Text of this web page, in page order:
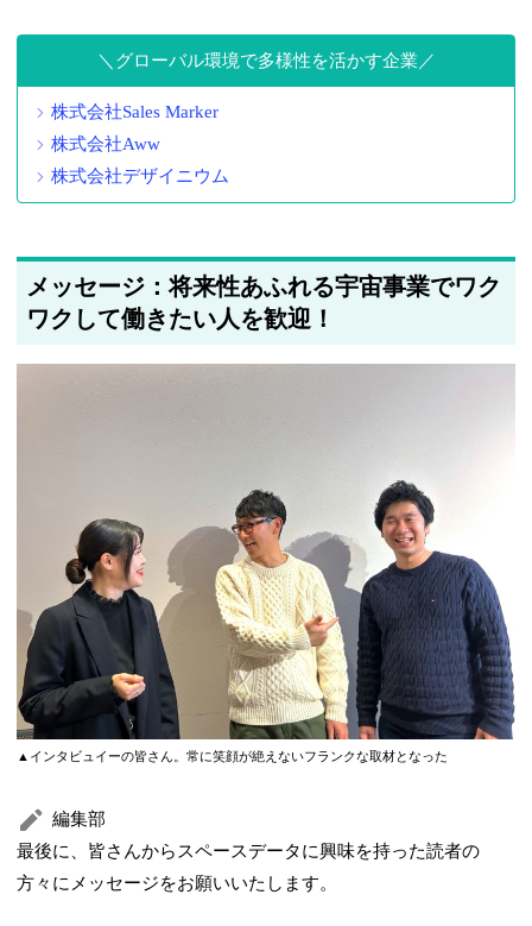
グローバル環境で多様性を活かす企業
株式会社Sales Marker
株式会社Aww
株式会社デザイニウム
メッセージ：将来性あふれる宇宙事業でワク
ワクして働きたい人を歓迎！
▲インタビュイーの皆さん。常に笑顔が絶えないフランクな取材となった
編集部
最後に、皆さんからスペースデータに興味を持った読者の
方々にメッセージをお願いいたします。